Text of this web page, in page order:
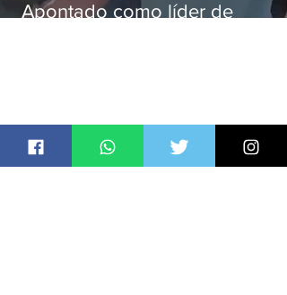
Apontado como líder de